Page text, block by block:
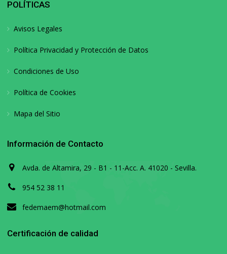
POLÍTICAS
Avisos Legales
Política Privacidad y Protección de Datos
Condiciones de Uso
Política de Cookies
Mapa del Sitio
Información de Contacto
Avda. de Altamira, 29 - B1 - 11-Acc. A. 41020 - Sevilla.
954 52 38 11
fedemaem@hotmail.com
Certificación de calidad